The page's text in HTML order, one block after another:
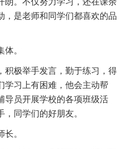
，是老师和同学们都喜欢的品
。
积极举手发言，勤于练习，得
学习上有困难，他会主动帮
导员开展学校的各项班级活
同学们的好朋友。
。